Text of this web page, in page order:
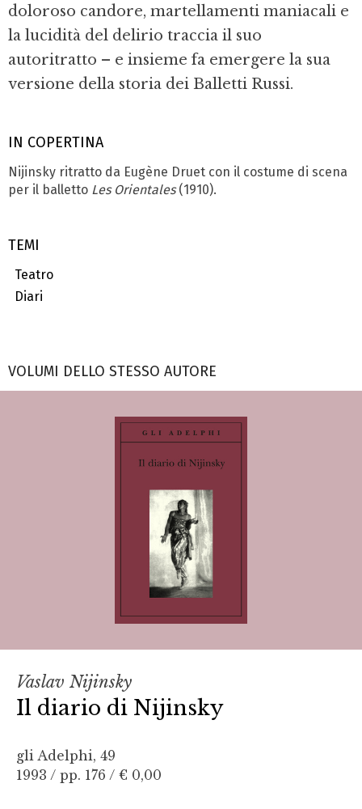
IN COPERTINA
Nijinsky ritratto da Eugène Druet con il costume di scena
per il balletto Les Orientales(1910).
TEMI
Teatro
Diari
doloroso candore, martellamenti maniacali e
la lucidità del delirio traccia il suo
autoritratto – e insieme fa emergere la sua
versione della storia dei Balletti Russi.
VOLUMI DELLO STESSO AUTORE
Vaslav Nijinsky
Il diario di Nijinsky
gli Adelphi, 49
1993 / pp. 176 / € 0,00